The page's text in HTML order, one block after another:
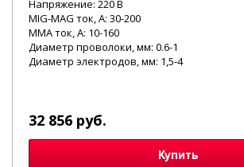
Напряжение: 220 В
MIG-MAG ток, А: 30-200
MMA ток, А: 10-160
Диаметр проволоки, мм: 0.6-1
Диаметр электродов, мм: 1,5-4
32 856 руб.
Купить